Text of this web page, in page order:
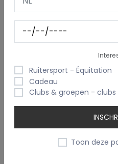
Kleur garen
Selecteer een kleur
Tinos
Ruitersport - Équitation
Cadeau
Clubs & groepen -
Toon deze